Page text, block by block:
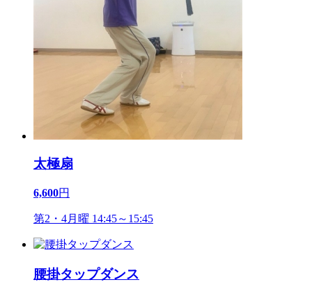
太極扇
6,600円
第2・4月曜 14:45～15:45
腰掛タップダンス